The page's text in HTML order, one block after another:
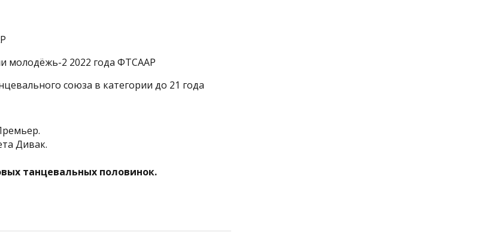
молодёжь-2 2022 года ФТСААР
союза в категории до 21 года
Дивак.
танцевальных половинок.